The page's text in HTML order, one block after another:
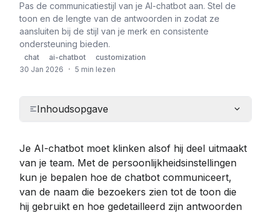
Pas de communicatiestijl van je AI-chatbot aan. Stel de
toon en de lengte van de antwoorden in zodat ze
aansluiten bij de stijl van je merk en consistente
ondersteuning bieden.
chat ai-chatbot
customization
30 Jan 2026
· 5 min lezen
Inhoudsopgave
Je AI-chatbot moet klinken alsof hij deel uitmaakt
van je team. Met de persoonlijkheidsinstellingen
kun je bepalen hoe de chatbot communiceert,
van de naam die bezoekers zien tot de toon die
hij gebruikt en hoe gedetailleerd zijn antwoorden